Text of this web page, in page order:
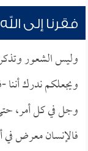
فقرنا إلى
وليس الشعور
ويجعلكم ندرك أننا -
وجل في كل أمر،
فالإنسان معرض في